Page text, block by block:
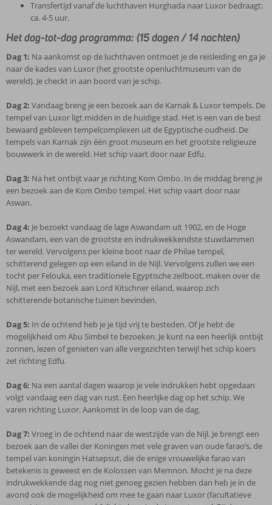
Transfertijd vanaf de luchthaven Hurghada naar Luxor bedraagt:
ca. 4-5 uur.
Het dag-tot-dag programma: (15 dagen / 14 nachten)
Dag 1: Na aankomst op de luchthaven ontmoet je de reisleiding en ga je
naar de kades van Luxor (het grootste openluchtmuseum van de
wereld). Je checkt in aan boord van je schip.
Dag 2: Vandaag breng je een bezoek aan de Karnak & Luxor tempels. De
tempel van Luxor ligt midden in de huidige stad. Het is een van de best
bewaard gebleven tempelcomplexen uit de Egyptische oudheid. De
tempels van Karnak zijn één groot museum en het grootste religieuze
bouwwerk in de wereld. Het schip vaart door naar Edfu.
Dag 3: Na het ontbijt vaar je richting Kom Ombo. In de middag breng je
een bezoek aan de Kom Ombo tempel. Het schip vaart door naar
Aswan.
Dag 4: Je bezoekt vandaag de lage Aswandam uit 1902, en de Hoge
Aswandam, een van de grootste en indrukwekkendste stuwdammen
ter wereld. Vervolgens per kleine boot naar de Philae tempel,
schitterend gelegen op een eiland in de Nijl. Vervolgens zullen we een
tocht per Felouka, een traditionele Egyptische zeilboot, maken over de
Nijl, met een bezoek aan Lord Kitschner eiland, waarop zich
schitterende botanische tuinen bevinden.
Dag 5: In de ochtend heb je je tijd vrij te besteden. Of je hebt de
mogelijkheid om Abu Simbel te bezoeken. Je kunt na een heerlijk ontbijt
zonnen, lezen of genieten van alle vergezichten terwijl het schip koers
zet richting Edfu.
Dag 6: Na een aantal dagen waarop je vele indrukken hebt opgedaan
volgt vandaag een dag van rust. Een heerlijke dag op het schip. We
varen richting Luxor. Aankomst in de loop van de dag.
Dag 7: Vroeg in de ochtend naar de westzijde van de Nijl. Je brengt een
bezoek aan de vallei der Koningen met vele graven van oude farao’s, de
tempel van koningin Hatsepsut, die de enige vrouwelijke farao van
betekenis is geweest en de Kolossen van Memnon. Mocht je na deze
indrukwekkende dag nog niet genoeg gezien hebben dan heb je in de
avond ook de mogelijkheid om mee te gaan naar Luxor (facultatieve